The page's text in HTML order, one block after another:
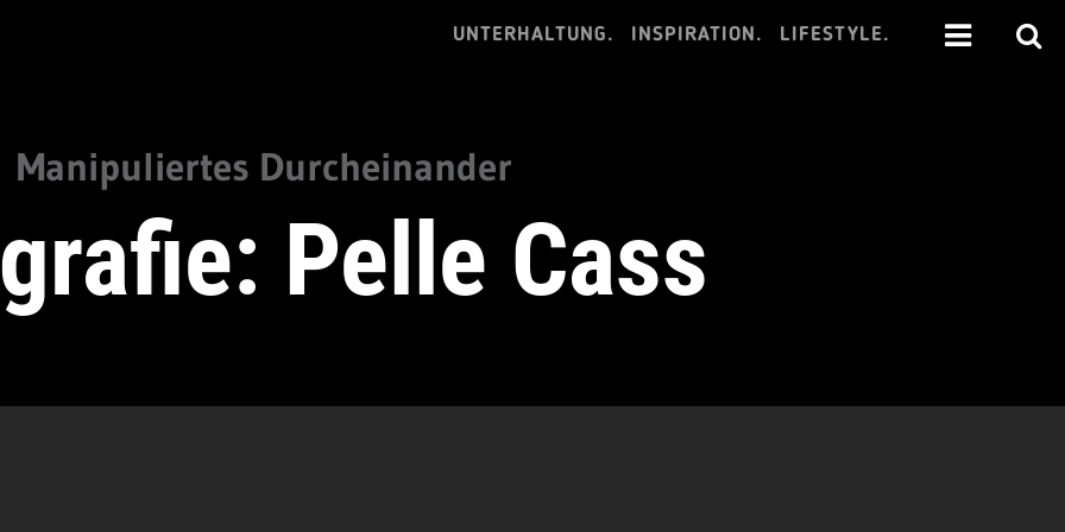
UNTERHALTUNG. INSPIRATION. LIFESTYLE.
Manipuliertes Durcheinander
Pelle Cass